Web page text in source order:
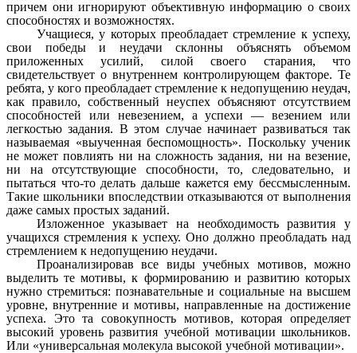
причем они игнорируют объективную информацию о своих
способностях и возможностях.
Учащиеся, у которых преобладает стремление к успеху,
свои победы и неудачи склонны объяснять объемом
приложенных усилий, силой своего старания, что
свидетельствует о внутреннем контролирующем факторе. Те
ребята, у кого преобладает стремление к недопущению неудач,
как правило, собственный неуспех объясняют отсутствием
способностей или невезением, а успехи — везением или
легкостью задания. В этом случае начинает развиваться так
называемая «выученная беспомощность». Поскольку ученик
не может повлиять ни на сложность задания, ни на везение,
ни на отсутствующие способности, то, следовательно, и
пытаться что-то делать дальше кажется ему бессмысленным.
Такие школьники впоследствии отказываются от выполнения
даже самых простых заданий.
Изложенное указывает на необходимость развития у
учащихся стремления к успеху. Оно должно преобладать над
стремлением к недопущению неудачи.
Проанализировав все виды учебных мотивов, можно
выделить те мотивы, к формированию и развитию которых
нужно стремиться: познавательные и социальные на высшем
уровне, внутренние и мотивы, направленные на достижение
успеха. Это та совокупность мотивов, которая определяет
высокий уровень развития учебной мотивации школьников.
Или «универсальная молекула высокой учебной мотивации».